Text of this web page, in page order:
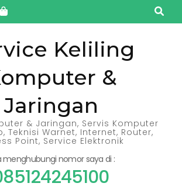
Keliling
&
Jaringan
& Jaringan, Servis Komputer
Teknisi Warnet, Internet, Router,
Point, Service Elektronik
menghubungi nomor saya di :